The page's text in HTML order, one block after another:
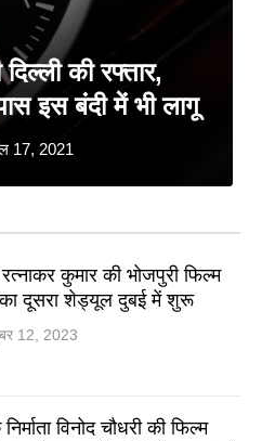
रत्नाकर कुमार की भोजपुरी फिल्म
का दूसरा शेड्यूल दुबई में शुरू
12, 2023
विनोद चौधरी की फिल्म
की रफ्तार,
इस बंदी में भी लागू
17, 2021